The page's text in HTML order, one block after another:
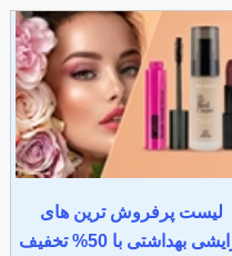
لیست پرفروش ترین های
بهداشتی با 50% تخفیف